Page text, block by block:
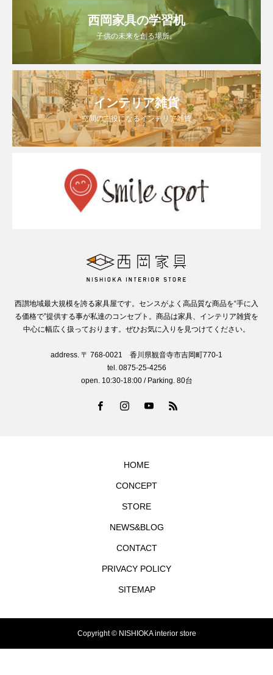
西岡家具の学習机
子供の未来を創る場所。
インテリア雑貨
空間の主役になるインテリア雑貨
西讃地域最大規模を誇る家具屋です。センスがよく高品質な商品を“手に入
る価格で”提供する事が私達のコンセプト。商品は家具、インテリア雑貨を
中心に幅広く扱っております。ぜひお気に入りを見つけてください。
address. 〒 768-0021 香川県観音寺市吉岡町770-1
tel. 0875-25-4256
open. 10:30-18:00 / Parking. 80台
HOME
CONCEPT
STORE
NEWS&BLOG
CONTACT
PRIVACY POLICY
SITEMAP
Copyright © NISHIOKA interior store